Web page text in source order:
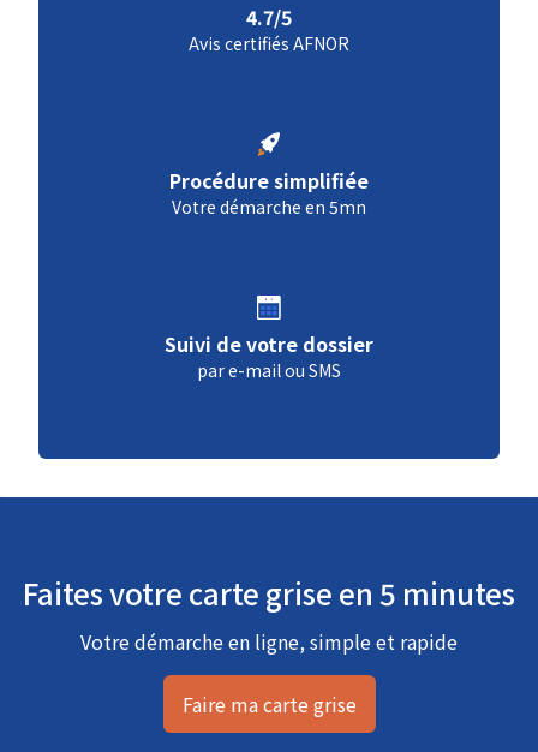
4.7/5
Avis certifiés AFNOR
Procédure simplifiée
Votre démarche en 5mn
Suivi de votre dossier
par e-mail ou SMS
Faites votre carte grise en 5 minutes
Votre démarche en ligne, simple et rapide
Faire ma carte grise